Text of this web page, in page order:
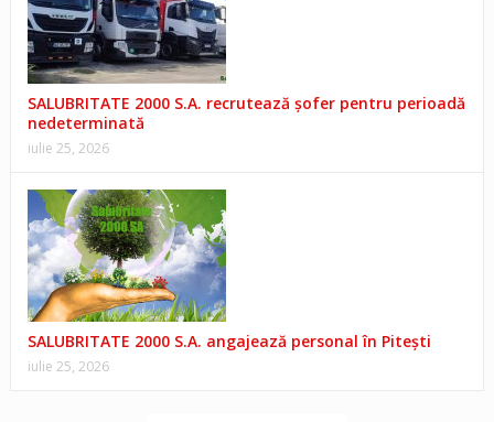
SALUBRITATE 2000 S.A. recrutează șofer pentru perioadă
nedeterminată
iulie 25, 2026
SALUBRITATE 2000 S.A. angajează personal în Pitești
iulie 25, 2026